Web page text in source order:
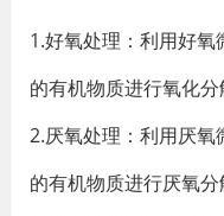
1.好氧处理：利用好
的有机物质进行氧化分
2.厌氧处理：利用厌氧
的有机物质进行厌氧分